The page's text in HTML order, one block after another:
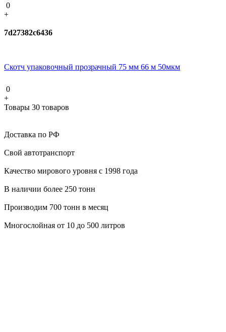
0
+
7d27382c6436
Скотч упаковочный прозрачный 75 мм 66 м 50мкм
0
+
Товары 30 товаров
Доставка по РФ
Свой автотранспорт
Качество мирового уровня с 1998 года
В наличии более 250 тонн
Производим 700 тонн в месяц
Многослойная от 10 до 500 литров